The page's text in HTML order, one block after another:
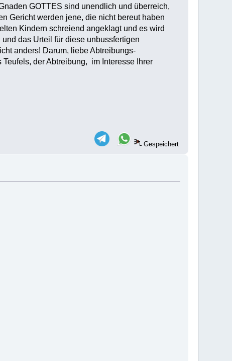
GOTTES sind unendlich und überreich,
Gericht werden jene, die nicht bereut haben
Kindern schreiend angeklagt und es wird
das Urteil für diese unbussfertigen
anders! Darum, liebe Abtreibungs-
der Abtreibung, im Interesse Ihrer
Gespeichert